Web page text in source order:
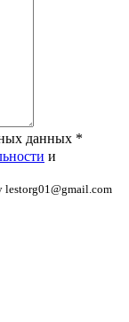
данных *
и
lestorg01@gmail.com